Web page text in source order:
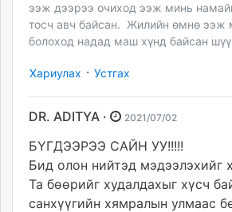
ээж дээрээ очиход ээж минь
тосч авч байсан. Жилийн өмнө ээж
болоход надад маш хүнд байсан
Хариулах · Устгах
DR. ADITYA · 2021/07/02
БҮГДЭЭРЭЭ САЙН УУ!!!!!
Бид олон нийтэд мэдээлэхийг
Та бөөрийг худалдахыг хүсч
санхүүгийн хямралын улмаас